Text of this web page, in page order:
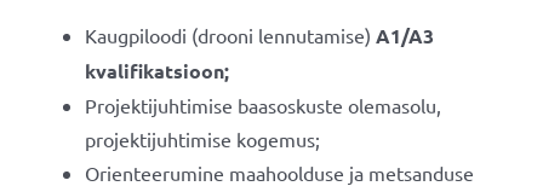
Kaugpiloodi (drooni lennutamise) A1/A3
kvalifikatsioon;
Projektijuhtimise baasoskuste olemasolu,
projektijuhtimise kogemus;
Orienteerumine maahoolduse ja metsanduse